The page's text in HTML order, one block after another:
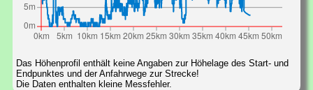
Das Höhenprofil enthält keine Angaben zur Höhelage des Start- und
Endpunktes und der Anfahrwege zur Strecke!
Die Daten enthalten kleine Messfehler.